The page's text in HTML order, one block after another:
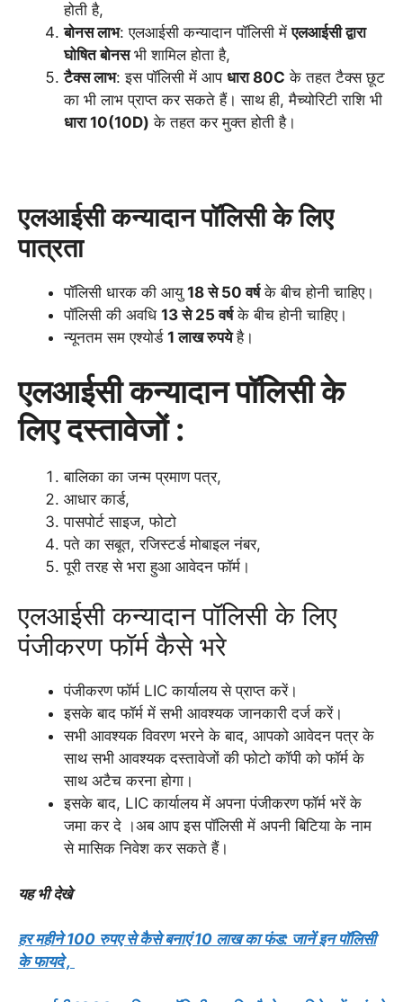
होती है,
बोनस लाभ: एलआईसी कन्यादान पॉलिसी मेंएलआईसी द्वारा
घोषित बोनसभी शामिल होता है,
टैक्स लाभ: इस पॉलिसी में आप धारा 80C के तहत टैक्स छूट
का भी लाभ प्राप्त कर सकते हैं। साथ ही, मैच्योरिटी राशि भी
धारा 10(10D) के तहत कर मुक्त होती है।
एलआईसी कन्यादान पॉलिसी के लिए
पात्रता
पॉलिसी धारक की आयु 18 से 50 वर्षके बीच होनी चाहिए।
पॉलिसी की अवधि 13 से 25 वर्षके बीच होनी चाहिए।
न्यूनतम सम एश्योर्ड 1 लाख रुपयेहै।
एलआईसी कन्यादान पॉलिसी के
लिए दस्तावेजों :
बालिका का जन्म प्रमाण पत्र,
आधार कार्ड,
पासपोर्ट साइज, फोटो
पते का सबूत, रजिस्टर्ड मोबाइल नंबर,
पूरी तरह से भरा हुआ आवेदन फॉर्म।
एलआईसी कन्यादान पॉलिसी के लिए
पंजीकरण फॉर्म कैसे भरे
पंजीकरण फॉर्म LIC कार्यालय से प्राप्त करें।
इसके बाद फॉर्म में सभी आवश्यक जानकारी दर्ज करें।
सभी आवश्यक विवरण भरने के बाद, आपको आवेदन पत्र के
साथ सभी आवश्यक दस्तावेजों की फोटो कॉपी को फॉर्म के
साथ अटैच करना होगा।
इसके बाद, LIC कार्यालय में अपना पंजीकरण फॉर्म भरें के
जमा कर दे ।अब आप इस पॉलिसी में अपनी बिटिया के नाम
से मासिक निवेश कर सकते हैं।
यह भी देखे
हर महीने 100 रुपए से कैसे बनाएं 10 लाख का फंड: जानें इन पॉलिसी
के फायदे ,